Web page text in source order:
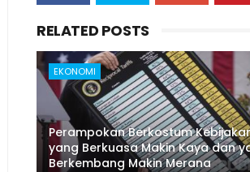
RELATED POSTS
EKONOMI
Perampokan Berkostum
yang Berkuasa Makin Kaya dan
Berkembang Makin Merana